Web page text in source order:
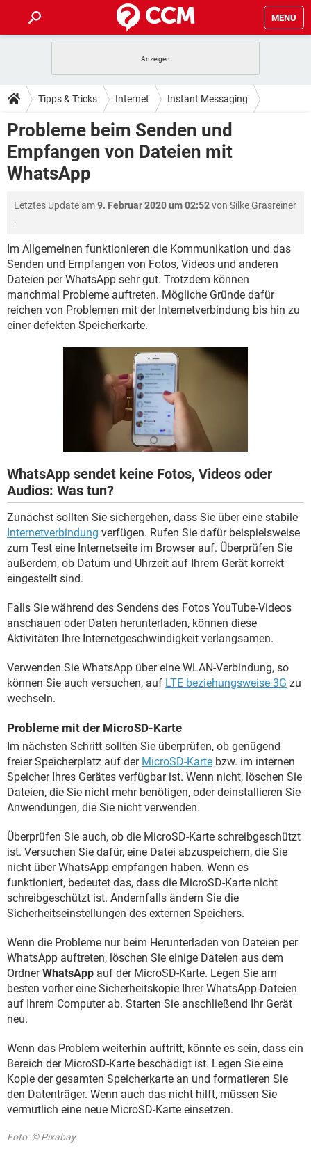
MENU
ANDROID IOS
WINDOWS 10 INSTAGRAM
WHATSAPP TIKTOK
FACEBOOK
TIPPS & TRICKS
SPIELE
ANDROID IOS
WINDOWS 10
FACEBOOK HARDWARE
DOWNLOADS
SPIELE STREAMING
ANDROID
WHATSAPP
FACEBOOK HARDWARE
FORUM
ANDROID IOS
WHATSAPP
FACEBOOK HARDWARE
SPIELE
ANDROID IOS
WINDOWS 10 INSTAGRAM
WHATSAPP TIKTOK
FACEBOOK HARDWARE
Tipps & Tricks Internet Instant Messaging
WhatsApp
Probleme beim Senden und
Empfangen von Dateien mit
WhatsApp
Letztes Update am9. Februar 2020 um 02:52von Silke Grasreiner
.
Im Allgemeinen funktionieren die Kommunikation und das
Senden und Empfangen von Fotos, Videos und anderen
Dateien per WhatsApp sehr gut. Trotzdem können
manchmal Probleme auftreten. Mögliche Gründe dafür
reichen von Problemen mit der Internetverbindung bis hin zu
einer defekten Speicherkarte.
WhatsApp sendet keine Fotos, Videos oder
Audios: Was tun?
Zunächst sollten Sie sichergehen, dass Sie über eine stabile
Internetverbindung verfügen. Rufen Sie dafür beispielsweise
zum Test eine Internetseite im Browser auf. Überprüfen Sie
außerdem, ob Datum und Uhrzeit auf Ihrem Gerät korrekt
eingestellt sind.
Falls Sie während des Sendens des Fotos YouTube-Videos
anschauen oder Daten herunterladen, können diese
Aktivitäten Ihre Internetgeschwindigkeit verlangsamen.
Verwenden Sie WhatsApp über eine WLAN-Verbindung, so
können Sie auch versuchen, auf LTE beziehungsweise 3G zu
wechseln.
Probleme mit der MicroSD-Karte
Im nächsten Schritt sollten Sie überprüfen, ob genügend
freier Speicherplatz auf der MicroSD-Karte bzw. im internen
Speicher Ihres Gerätes verfügbar ist. Wenn nicht, löschen Sie
Dateien, die Sie nicht mehr benötigen, oder deinstallieren Sie
Anwendungen, die Sie nicht verwenden.
Überprüfen Sie auch, ob die MicroSD-Karte schreibgeschützt
ist. Versuchen Sie dafür, eine Datei abzuspeichern, die Sie
nicht über WhatsApp empfangen haben. Wenn es
funktioniert, bedeutet das, dass die MicroSD-Karte nicht
schreibgeschützt ist. Andernfalls ändern Sie die
Sicherheitseinstellungen des externen Speichers.
Wenn die Probleme nur beim Herunterladen von Dateien per
WhatsApp auftreten, löschen Sie einige Dateien aus dem
OrdnerWhatsApp auf der MicroSD-Karte. Legen Sie am
besten vorher eine Sicherheitskopie Ihrer WhatsApp-Dateien
auf Ihrem Computer ab. Starten Sie anschließend Ihr Gerät
neu.
Wenn das Problem weiterhin auftritt, könnte es sein, dass ein
Bereich der MicroSD-Karte beschädigt ist. Legen Sie eine
Kopie der gesamten Speicherkarte an und formatieren Sie
den Datenträger. Wenn auch das nicht hilft, müssen Sie
vermutlich eine neue MicroSD-Karte einsetzen.
Foto: © Pixabay.